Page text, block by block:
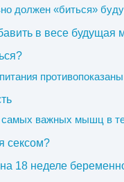
должен «биться»
в весе будущая
самых важных мышц в
сексом?
18 неделе